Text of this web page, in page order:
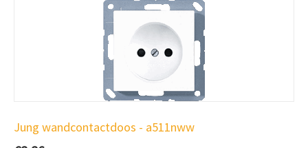
Jung wandcontactdoos - a511nww